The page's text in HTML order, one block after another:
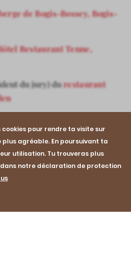
cookies pour rendre ta visite sur
agréable. En poursuivant ta
utilisation. Tu trouveras plus
notre déclaration de protection
de Bogis-Bossey, Bogis-
Restaurant Tenne,
du jury) durestaurant
2024 – RESTEZ
sera à nouveau à la
et cuisiniers suisses
trimestre de 2023 – ici,